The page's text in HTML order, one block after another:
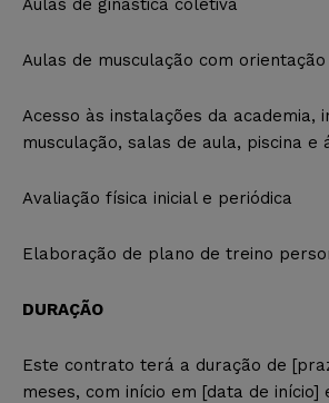
Aulas de musculação com
Acesso às instalações da academia,
musculação, salas de aula, piscina e
Avaliação física inicial e periódica
Elaboração de plano de treino
DURAÇÃO
Este contrato terá a duração de
meses, com início em [data de início]